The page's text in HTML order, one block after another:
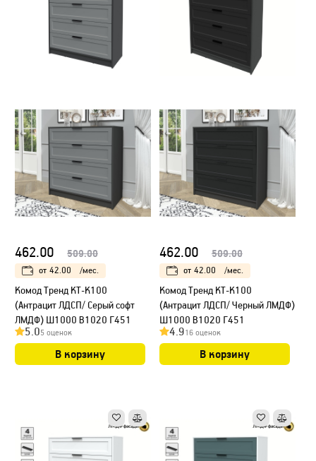
462.00 509.00
от 42.00 /мес.
Kомод Тренд КТ-К100
(Антрацит ЛДСП/ Серый софт
ЛМДФ) Ш1000 В1020 Г451
5.05 оценок
В корзину
462.00 509.00
от 42.00 /мес.
Kомод Тренд КТ-К100
(Антрацит ЛДСП/ Черный ЛМДФ)
Ш1000 В1020 Г451
4.916 оценок
В корзину